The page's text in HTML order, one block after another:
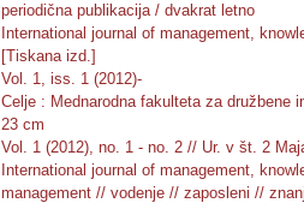
periodična publikacija / dvakrat letno
International journal of management,
[Tiskana izd.]
Vol. 1, iss. 1 (2012)-
Celje : Mednarodna fakulteta za družbene
23 cm
Vol. 1 (2012), no. 1 - no. 2 // Ur. v št. 2
International journal of management,
management // vodenje // zaposleni //